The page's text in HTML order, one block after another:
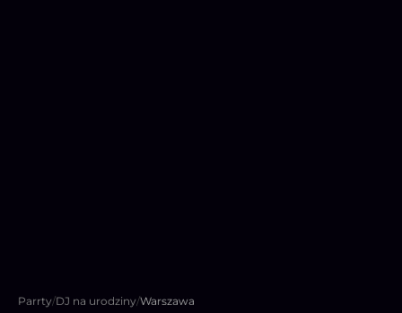
Parrty/DJ na urodziny/Warszawa